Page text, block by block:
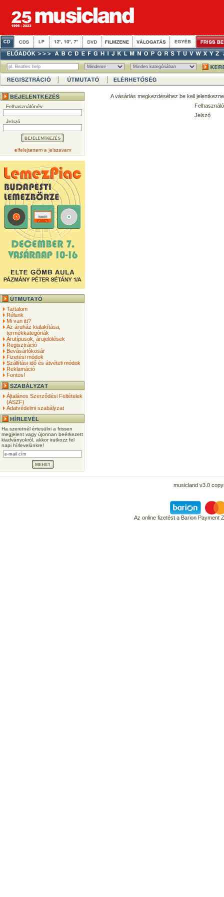
Felhasználónév
Jelszó
elfelejtettem a jelszavam
Tartalom
Rólunk
Mi van itt?
Az áruház kialakítása,
termékkategóriák
Árutípusok, árujelölések
Regisztráció
Bevásárlókosár
Fizetési módok
Szállítási idő és átvételi módok
Reklamáció
Fontos!
Általános Szerződési Feltételek
(ÁSZF)
Adatvédelmi szabályzat
Ha szeretnél értesülni a frissen
megjelent vagy újonnan beérkezett
kiadványokról, akkor iratkozz fel
napi hírlevelünkre!
A vásárlás megkezdéséhez be kell
Jelszó
musicland v3.0
Az online fizetést a Barion Payment